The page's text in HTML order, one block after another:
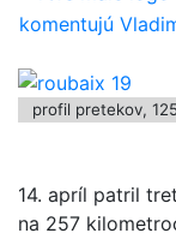
komentujú
profil pretekov,
14. apríl patril
na 257